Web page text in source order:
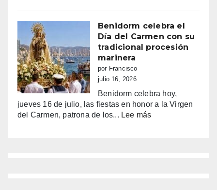
la
euforia
y
la
alarma:
comercios
guerra
de
sombrillas
Benidorm celebra el
Día del Carmen con su
tradicional procesión
marinera
por Francisco
julio 16, 2026
Benidorm celebra hoy,
jueves 16 de julio, las fiestas en honor a la Virgen
del Carmen, patrona de los... Lee más: